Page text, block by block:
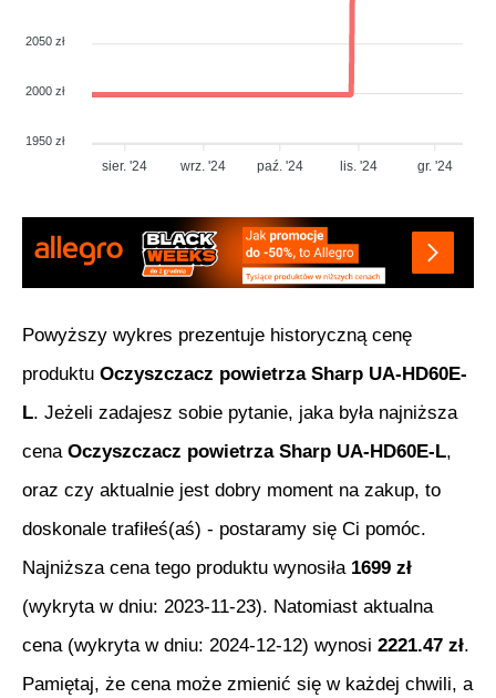
2050 zł
2000 zł
1950 zł
sier. '24 wrz. '24 paź. '24 lis. '24 gr. '24
Powyższy wykres prezentuje historyczną cenę
produktu Oczyszczacz powietrza Sharp UA-HD60E-
L. Jeżeli zadajesz sobie pytanie, jaka była najniższa
cena Oczyszczacz powietrza Sharp UA-HD60E-L,
oraz czy aktualnie jest dobry moment na zakup, to
doskonale trafiłeś(aś) - postaramy się Ci pomóc.
Najniższa cena tego produktu wynosiła 1699 zł
(wykryta w dniu: 2023-11-23). Natomiast aktualna
cena (wykryta w dniu: 2024-12-12) wynosi 2221.47 zł.
Pamiętaj, że cena może zmienić się w każdej chwili, a